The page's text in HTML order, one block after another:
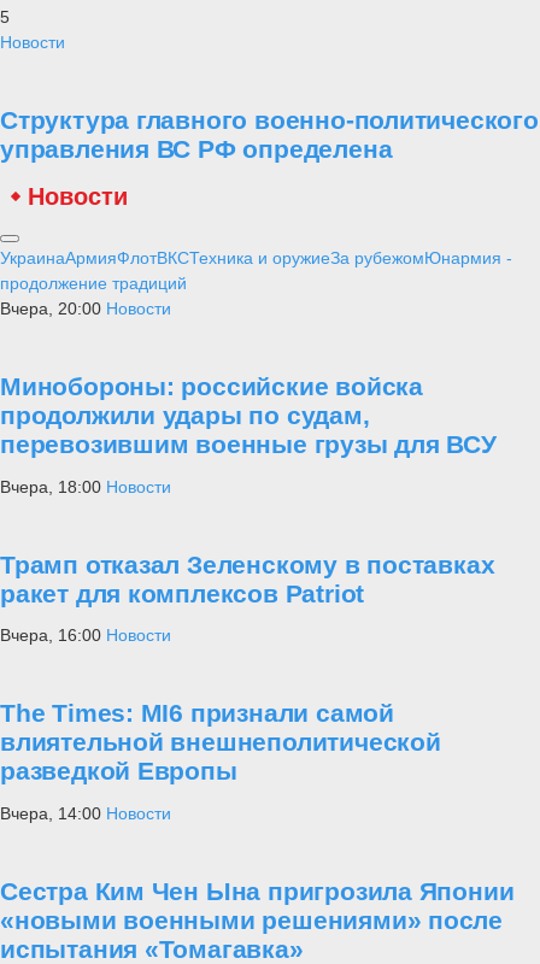
5
Новости
Структура главного военно-политического
управления ВС РФ определена
Новости
УкраинаАрмияФлотВКСТехника и оружиеЗа рубежомЮнармия -
продолжение традиций
Вчера, 20:00 Новости
Минобороны: российские войска
продолжили удары по судам,
перевозившим военные грузы для ВСУ
Вчера, 18:00 Новости
Трамп отказал Зеленскому в поставках
ракет для комплексов Patriot
Вчера, 16:00 Новости
The Times: MI6 признали самой
влиятельной внешнеполитической
разведкой Европы
Вчера, 14:00 Новости
Сестра Ким Чен Ына пригрозила Японии
«новыми военными решениями» после
испытания «Томагавка»